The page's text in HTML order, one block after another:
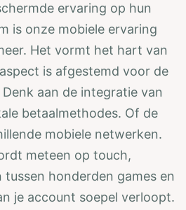
ervaring op hun
is onze mobiele ervaring
Het vormt het hart van
is afgestemd voor de
aan de integratie van
betaalmethodes. Of de
mobiele netwerken.
meteen op touch,
honderden games en
je account soepel verloopt.